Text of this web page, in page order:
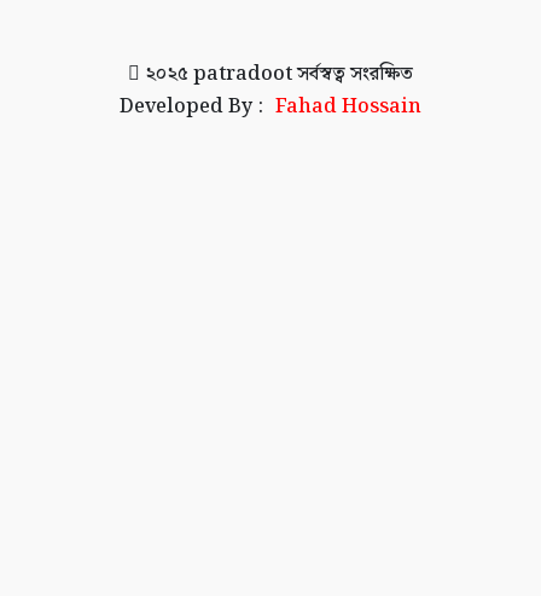
২০২৫ patradootসর্বস্বত্ব সংরক্ষিত
Developed By : Fahad Hossain